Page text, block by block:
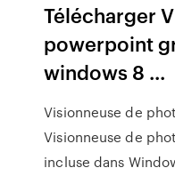
Télécharger
powerpoint
windows 8 ...
Visionneuse de
Visionneuse de
incluse dans